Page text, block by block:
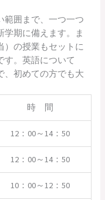
範囲まで、一つ一つ
学期に備えます。ま
）の授業もセットに
す。英語について
、初めての方でも大
時 間
12：00～14：50
12：00～14：50
10：00～12：50